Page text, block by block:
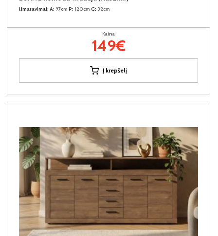
Išmatavimai: A: 97cm P: 120cm G: 32cm
Kaina:
149€
Į krepšelį